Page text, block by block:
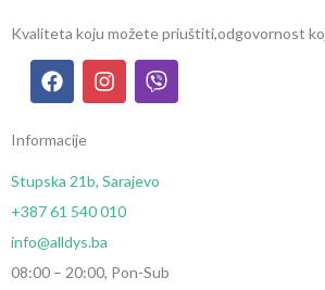
Kvaliteta koju možete priuštiti,odgovornost
Informacije
Stupska 21b, Sarajevo
+387 61 540 010
info@alldys.ba
08:00 – 20:00, Pon-Sub